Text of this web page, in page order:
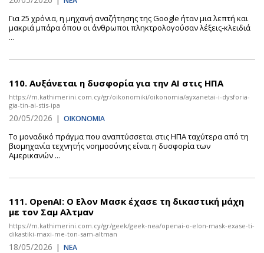
Για 25 χρόνια, η μηχανή αναζήτησης της Google ήταν μια λεπτή και
μακριά μπάρα όπου οι άνθρωποι πληκτρολογούσαν λέξεις-κλειδιά
...
110. Αυξάνεται η δυσφορία για την AI στις ΗΠΑ
https://m.kathimerini.com.cy/gr/oikonomiki/oikonomia/ayxanetai-i-dysforia-
gia-tin-ai-stis-ipa
20/05/2026 | ΟΙΚΟΝΟΜΙΑ
Το μοναδικό πράγμα που αναπτύσσεται στις ΗΠΑ ταχύτερα από τη
βιομηχανία τεχνητής νοημοσύνης είναι η δυσφορία των
Αμερικανών ...
111. OpenAI: Ο Ελον Μασκ έχασε τη δικαστική μάχη
με τον Σαμ Αλτμαν
https://m.kathimerini.com.cy/gr/geek/geek-nea/openai-o-elon-mask-exase-ti-
dikastiki-maxi-me-ton-sam-altman
18/05/2026 | ΝΕΑ